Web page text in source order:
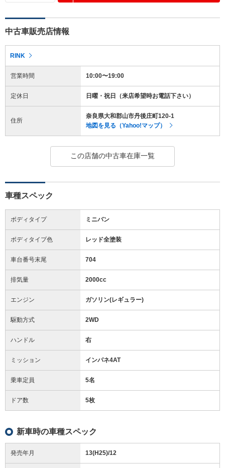
中古車販売店情報
RINK
営業時間 10:00〜19:00
定休日 日曜・祝日（来店希望時お電話下さい）
住所
奈良県大和郡山市丹後庄町120-1
地図を見る（Yahoo!マップ）
この店舗の中古車在庫一覧
車種スペック
ボディタイプ ミニバン
ボディタイプ色 レッド全塗装
車台番号末尾 704
排気量 2000cc
エンジン ガソリン(レギュラー)
駆動方式 2WD
ハンドル 右
ミッション インパネ4AT
乗車定員 5名
ドア数 5枚
新車時の車種スペック
発売年月 13(H25)/12